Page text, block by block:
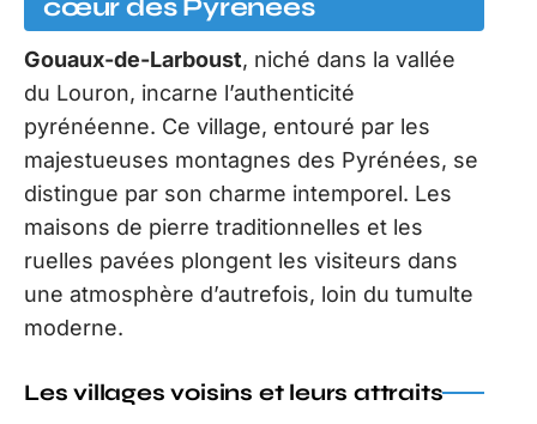
cœur des Pyrénées
Gouaux-de-Larboust, niché dans la vallée
du Louron, incarne l’authenticité
pyrénéenne. Ce village, entouré par les
majestueuses montagnes des Pyrénées, se
distingue par son charme intemporel. Les
maisons de pierre traditionnelles et les
ruelles pavées plongent les visiteurs dans
une atmosphère d’autrefois, loin du tumulte
moderne.
Les villages voisins et leurs attraits